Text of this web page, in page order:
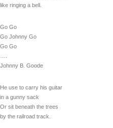
like ringing a bell.
Go Go
Go Johnny Go
Go Go
Johnny B. Goode
He use to carry his guitar
in a gunny sack
Or sit beneath the trees
by the railroad track.